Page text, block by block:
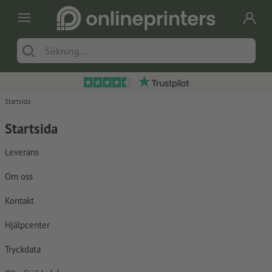
Startsida
Startsida
Leverans
Om oss
Kontakt
Hjälpcenter
Tryckdata